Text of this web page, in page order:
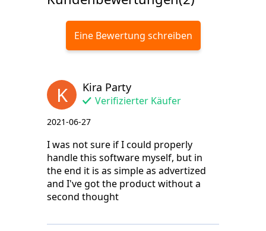
Eine Bewertung schreiben
K Kira Party
Verifizierter Käufer
2021-06-27
I was not sure if I could properly
handle this software myself, but in
the end it is as simple as advertized
and I've got the product without a
second thought